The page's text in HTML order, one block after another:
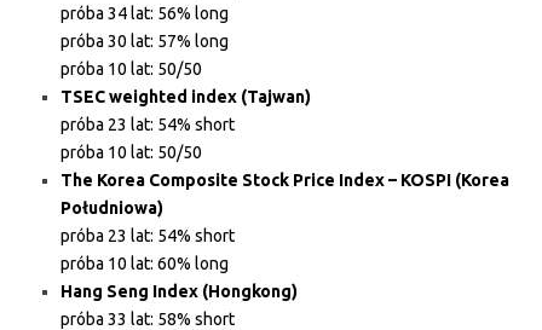
próba 34 lat: 56% long
próba 30 lat: 57% long
próba 10 lat: 50/50
TSEC weighted index (Tajwan)
próba 23 lat: 54% short
próba 10 lat: 50/50
The Korea Composite Stock Price Index – KOSPI (Korea
Południowa)
próba 23 lat: 54% short
próba 10 lat: 60% long
Hang Seng Index (Hongkong)
próba 33 lat: 58% short